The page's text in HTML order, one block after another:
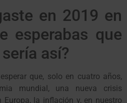
en 2019 en
esperabas que
así?
que, solo en cuatro años,
mundial, una nueva crisis
Europa, la inflación y, en nuestro